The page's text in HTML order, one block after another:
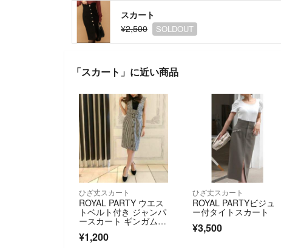
スカート
¥2,500
SOLDOUT
「スカート」に近い商品
ひざ丈スカート
ROYAL PARTY ウエス
トベルト付き ジャンパ
ースカート ギンガムチ
ェック
¥1,200
ひざ丈スカート
ROYAL PARTYビジュ
ー付タイトスカート
¥3,500